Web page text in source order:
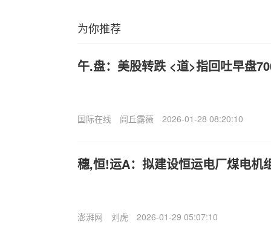
为你推荐
午.盘：美股转跌 <道>指回吐早盘
国际在线 闾丘露薇 2026-01-28 08:20:10
穗,恒!运A：拟建设恒运电厂煤电机
澎湃网 刘虎 2026-01-29 05:07:10